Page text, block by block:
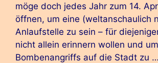
möge doch jedes Jahr zum 14.
öffnen, um eine (weltanschaulich
Anlaufstelle zu sein – für
nicht allein erinnern wollen und
Bombenangriffs auf die Stadt zu …